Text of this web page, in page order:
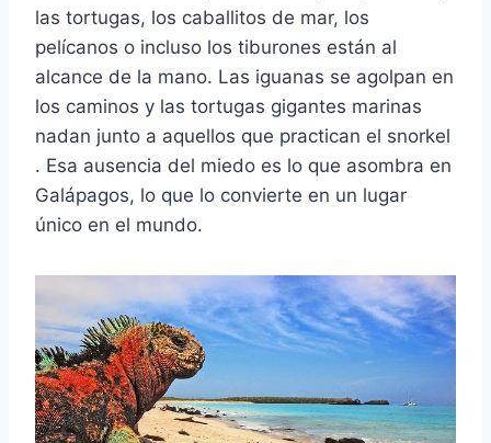
las tortugas, los caballitos de mar, los
pelícanos o incluso los tiburones están al
alcance de la mano. Las iguanas se agolpan en
los caminos y las tortugas gigantes marinas
nadan junto a aquellos que practican el snorkel
. Esa ausencia del miedo es lo que asombra en
Galápagos, lo que lo convierte en un lugar
único en el mundo.